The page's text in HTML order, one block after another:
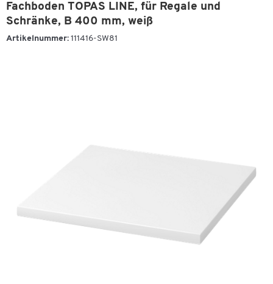
Fachboden TOPAS LINE, für Regale und
Schränke, B 400 mm, weiß
Artikelnummer: 111416-SW81